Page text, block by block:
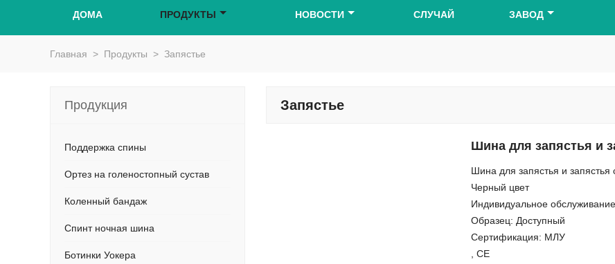
ДОМА ПРОДУКТЫ НОВОСТИ СЛУЧАЙ ЗАВОД
Главная > Продукты > Запястье
Запястье
Шина для запястья и
Шина для запястья и запястья
Черный цвет
Индивидуальное
Образец: Доступный
Сертификация: МЛУ
, CE
Продукция
Поддержка спины
Ортез на голеностопный сустав
Коленный бандаж
Спинт ночная шина
Ботинки Уокера